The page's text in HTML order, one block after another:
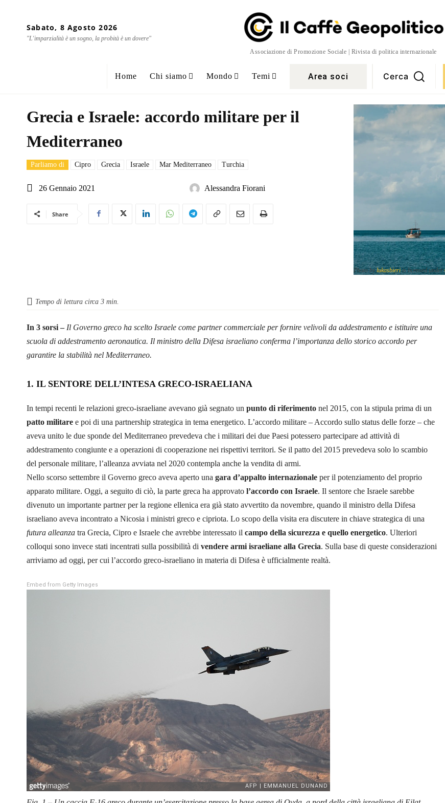
Sabato, 8 Agosto 2026
"L'imparzialità è un sogno, la probità è un dovere"
Associazione di Promozione Sociale | Rivista di politica internazionale
Home Chi siamo Mondo Temi Area soci Cerca
Grecia e Israele: accordo militare per il
Mediterraneo
Parliamo di Cipro Grecia Israele Mar Mediterraneo Turchia
26 Gennaio 2021 Alessandra Fiorani
Share
Photo bylukasbieriis licensed under
Tempo di lettura circa 3 min.
In 3 sorsi – Il Governo greco ha scelto Israele come partner commerciale per fornire velivoli da addestramento e istituire una
scuola di addestramento aeronautica. Il ministro della Difesa israeliano conferma l’importanza dello storico accordo per
garantire la stabilità nel Mediterraneo.
1. IL SENTORE DELL’INTESA GRECO-ISRAELIANA
In tempi recenti le relazioni greco-israeliane avevano già segnato un punto di riferimento nel 2015, con la stipula prima di un
patto militare e poi di una partnership strategica in tema energetico. L’accordo militare – Accordo sullo status delle forze – che
aveva unito le due sponde del Mediterraneo prevedeva che i militari dei due Paesi potessero partecipare ad attività di
addestramento congiunte e a operazioni di cooperazione nei rispettivi territori. Se il patto del 2015 prevedeva solo lo scambio
del personale militare, l’alleanza avviata nel 2020 contempla anche la vendita di armi.
Nello scorso settembre il Governo greco aveva aperto una gara d’appalto internazionale per il potenziamento del proprio
apparato militare. Oggi, a seguito di ciò, la parte greca ha approvato l’accordo con Israele. Il sentore che Israele sarebbe
divenuto un importante partner per la regione ellenica era già stato avvertito da novembre, quando il ministro della Difesa
israeliano aveva incontrato a Nicosia i ministri greco e cipriota. Lo scopo della visita era discutere in chiave strategica di una
futura alleanza tra Grecia, Cipro e Israele che avrebbe interessato il campo della sicurezza e quello energetico. Ulteriori
colloqui sono invece stati incentrati sulla possibilità di vendere armi israeliane alla Grecia. Sulla base di queste considerazioni
arriviamo ad oggi, per cui l’accordo greco-israeliano in materia di Difesa è ufficialmente realtà.
Embed from Getty Images